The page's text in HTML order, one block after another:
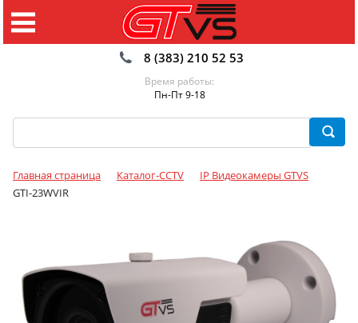
8 (383) 210 52 53
Время работы:
Пн-Пт 9-18
Главная страница Каталог-CCTV
IP Видеокамеры GTVS
GTI-23WVIR